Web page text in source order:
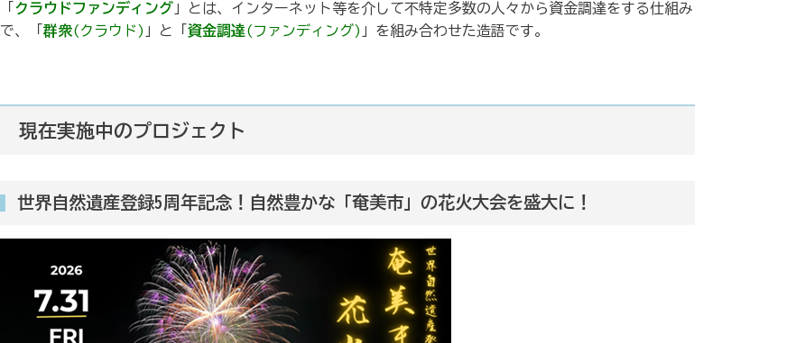
クラウドファンディング 」とは、インターネット等を介して不特定多数の人々から資金調達をする仕組み
で、「 群衆(クラウド) 」と「 資金調達(ファンディング) 」を組み合わせた造語です。
現在実施中のプロジェクト
世界自然遺産登録5周年記念！自然豊かな「奄美市」の花火大会を盛大に！